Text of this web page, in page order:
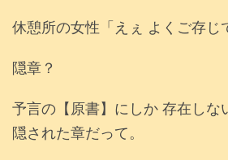
休憩所の女性「えぇ よくご存じ
隠章？
予言の【原書】にしか 存在しな
隠された章だって。